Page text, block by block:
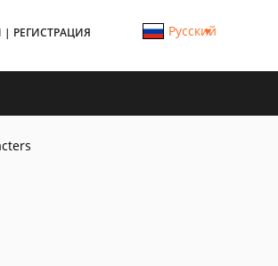
| РЕГИСТРАЦИЯ Русский